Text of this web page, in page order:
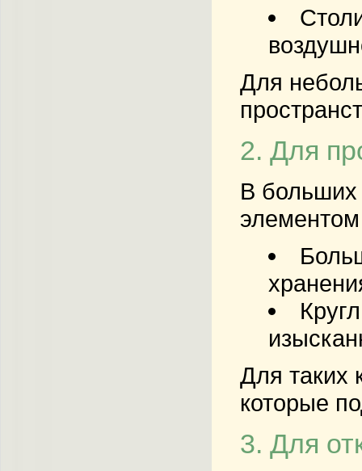
Для
2. Для
В больших
Для таких
которые
3. Для